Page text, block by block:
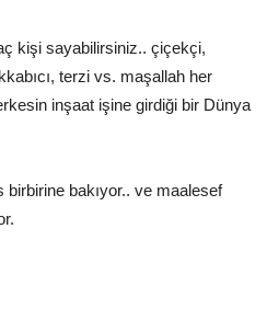
kişi sayabilirsiniz.. çiçekçi,
terzi vs. maşallah her
inşaat işine girdiği bir Dünya
bakıyor.. ve maalesef